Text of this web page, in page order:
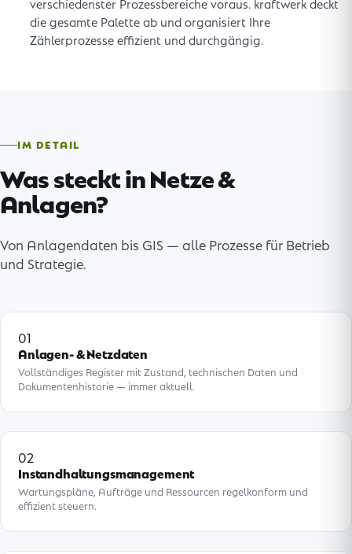
verschiedenster Prozessbereiche voraus. kraftwerk deckt
die gesamte Palette ab und organisiert Ihre
Zählerprozesse effizient und durchgängig.
IM DETAIL
Was steckt in Netze &
Anlagen?
Von Anlagendaten bis GIS — alle Prozesse für Betrieb
und Strategie.
01
Anlagen- & Netzdaten
Vollständiges Register mit Zustand, technischen Daten und
Dokumentenhistorie — immer aktuell.
02
Instandhaltungsmanagement
Wartungspläne, Aufträge und Ressourcen regelkonform und
effizient steuern.